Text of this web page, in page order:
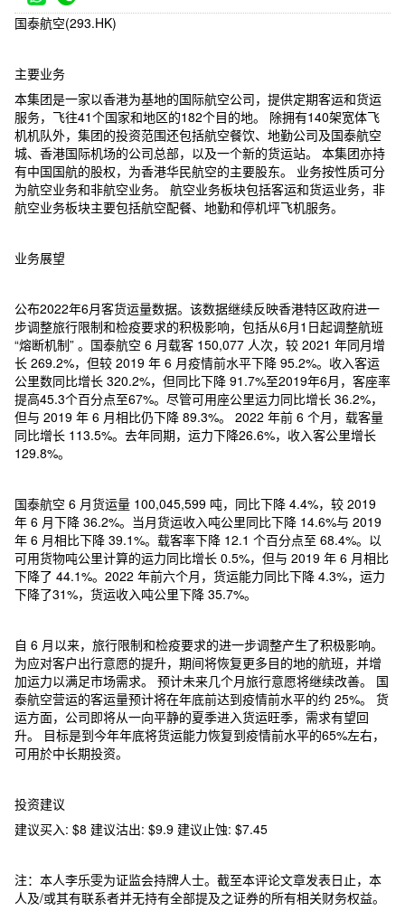
国泰航空(293.HK)
主要业务
本集团是一家以香港为基地的国际航空公司，提供定期客运和货运
服务，飞往41个国家和地区的182个目的地。 除拥有140架宽体飞
机机队外，集团的投资范围还包括航空餐饮、地勤公司及国泰航空
城、香港国际机场的公司总部，以及一个新的货运站。 本集团亦持
有中国国航的股权，为香港华民航空的主要股东。 业务按性质可分
为航空业务和非航空业务。 航空业务板块包括客运和货运业务，非
航空业务板块主要包括航空配餐、地勤和停机坪飞机服务。
业务展望
公布2022年6月客货运量数据。该数据继续反映香港特区政府进一
步调整旅行限制和检疫要求的积极影响，包括从6月1日起调整航班
“熔断机制” 。国泰航空 6 月载客 150,077 人次，较 2021 年同月增
长 269.2%，但较 2019 年 6 月疫情前水平下降 95.2%。收入客运
公里数同比增长 320.2%，但同比下降 91.7%至2019年6月，客座率
提高45.3个百分点至67%。尽管可用座公里运力同比增长 36.2%，
但与 2019 年 6 月相比仍下降 89.3%。 2022 年前 6 个月，载客量
同比增长 113.5%。去年同期，运力下降26.6%，收入客公里增长
129.8%。
国泰航空 6 月货运量 100,045,599 吨，同比下降 4.4%，较 2019
年 6 月下降 36.2%。当月货运收入吨公里同比下降 14.6%与 2019
年 6 月相比下降 39.1%。载客率下降 12.1 个百分点至 68.4%。以
可用货物吨公里计算的运力同比增长 0.5%，但与 2019 年 6 月相比
下降了 44.1%。2022 年前六个月，货运能力同比下降 4.3%，运力
下降了31%，货运收入吨公里下降 35.7%。
自 6 月以来，旅行限制和检疫要求的进一步调整产生了积极影响。
为应对客户出行意愿的提升，期间将恢复更多目的地的航班，并增
加运力以满足市场需求。 预计未来几个月旅行意愿将继续改善。 国
泰航空营运的客运量预计将在年底前达到疫情前水平的约 25%。 货
运方面，公司即将从一向平静的夏季进入货运旺季，需求有望回
升。 目标是到今年年底将货运能力恢复到疫情前水平的65%左右，
可用於中长期投资。
投资建议
建议买入: $8 建议沽出: $9.9 建议止蚀: $7.45
注：本人李乐雯为证监会持牌人士。截至本评论文章发表日止，本
人及/或其有联系者并无持有全部提及之证券的所有相关财务权益。